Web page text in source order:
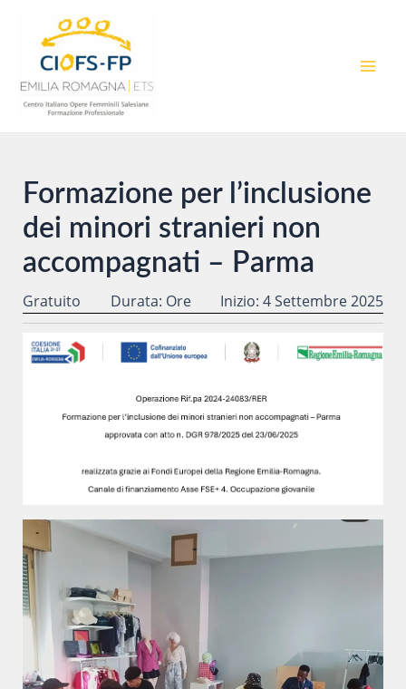
contenuto
Formazione per l’inclusione
dei minori stranieri non
accompagnati – Parma
Gratuito Durata: Ore Inizio: 4 Settembre 2025